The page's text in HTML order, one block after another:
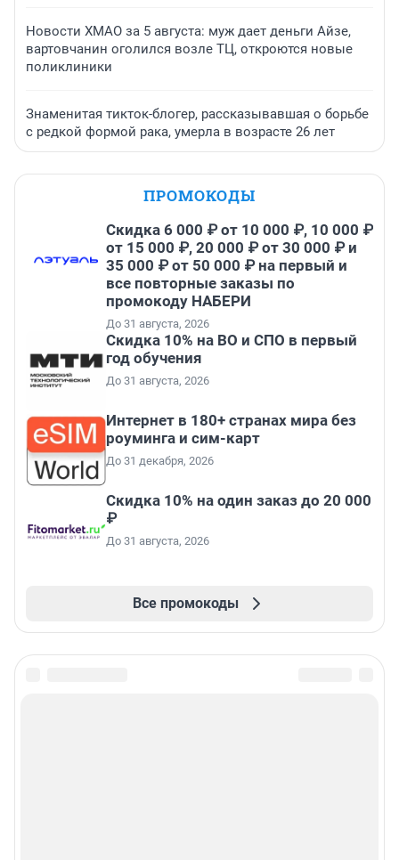
Новости ХМАО за 5 августа: муж дает деньги Айзе,
вартовчанин оголился возле ТЦ, откроются новые
поликлиники
Знаменитая тикток-блогер, рассказывавшая о борьбе
с редкой формой рака, умерла в возрасте 26 лет
ПРОМОКОДЫ
Скидка 6 000 ₽ от 10 000 ₽, 10 000 ₽
от 15 000 ₽, 20 000 ₽ от 30 000 ₽ и
35 000 ₽ от 50 000 ₽ на первый и
все повторные заказы по
промокоду НАБЕРИ
До 31 августа, 2026
Скидка 10% на ВО и СПО в первый
год обучения
До 31 августа, 2026
Интернет в 180+ странах мира без
роуминга и сим-карт
До 31 декабря, 2026
Скидка 10% на один заказ до 20 000
₽
До 31 августа, 2026
Все промокоды